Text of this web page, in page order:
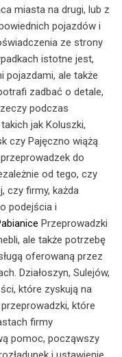
miasta na drugi, lub z
pojazdów i
ze strony
istotne jest,
pojazdami, ale także
zadbać o detale,
podczas
jak Koluszki,
czy Pajęczno wiążą
do
od tego, czy
czy firmy, każda
podejścia i
Przeprowadzki
ale także potrzebę
oferowaną przez
Działoszyn, Sulejów,
które zyskują na
które
firmy
pomoc, począwszy